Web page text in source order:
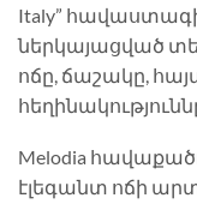
Italy”
ներկայացված
ոճը, ճաշակը,
Melodia
էլեգանտ ոճի